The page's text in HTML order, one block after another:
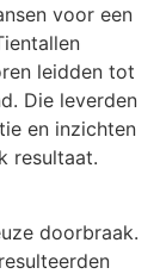
voor een
leidden tot
Die leverden
en inzichten
resultaat.
doorbraak.